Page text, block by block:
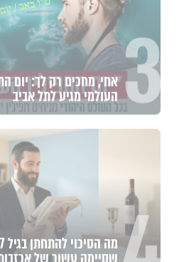
3 אחי, מחכים רק לך: יום
העולמי מגיע לתל אביב
שסיימה עשור של